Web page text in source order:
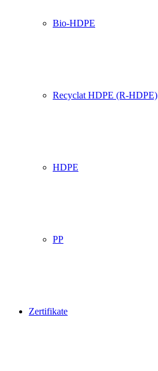
Bio-HDPE
Recyclat HDPE (R-HDPE)
HDPE
PP
Zertifikate